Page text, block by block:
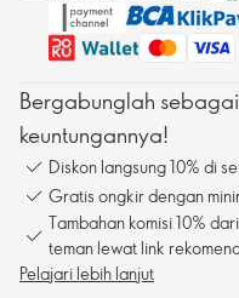
Bergabunglah
keuntungannya!
Diskon langsung 10% di
Gratis ongkir dengan
Tambahan komisi 10%
teman lewat link
Pelajari lebih lanjut